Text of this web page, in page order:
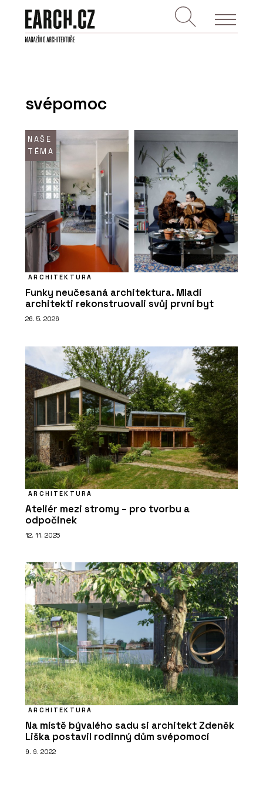
svépomoc
NAŠE
TÉMA
ARCHITEKTURA
Funky neučesaná architektura. Mladí
architekti rekonstruovali svůj první byt
26. 5. 2026
ARCHITEKTURA
Ateliér mezi stromy – pro tvorbu a
odpočinek
12. 11. 2025
ARCHITEKTURA
Na místě bývalého sadu si architekt Zdeněk
Liška postavil rodinný dům svépomocí
9. 9. 2022